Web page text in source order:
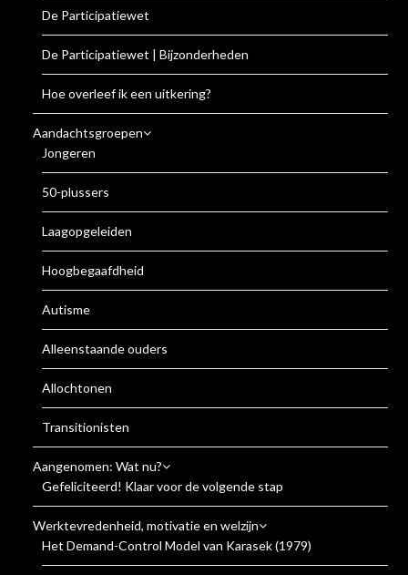
De Participatiewet
De Participatiewet | Bijzonderheden
Hoe overleef ik een uitkering?
Aandachtsgroepen
Jongeren
50-plussers
Laagopgeleiden
Hoogbegaafdheid
Autisme
Alleenstaande ouders
Allochtonen
Transitionisten
Aangenomen: Wat nu?
Gefeliciteerd! Klaar voor de volgende stap
Werktevredenheid, motivatie en welzijn
Het Demand-Control Model van Karasek (1979)